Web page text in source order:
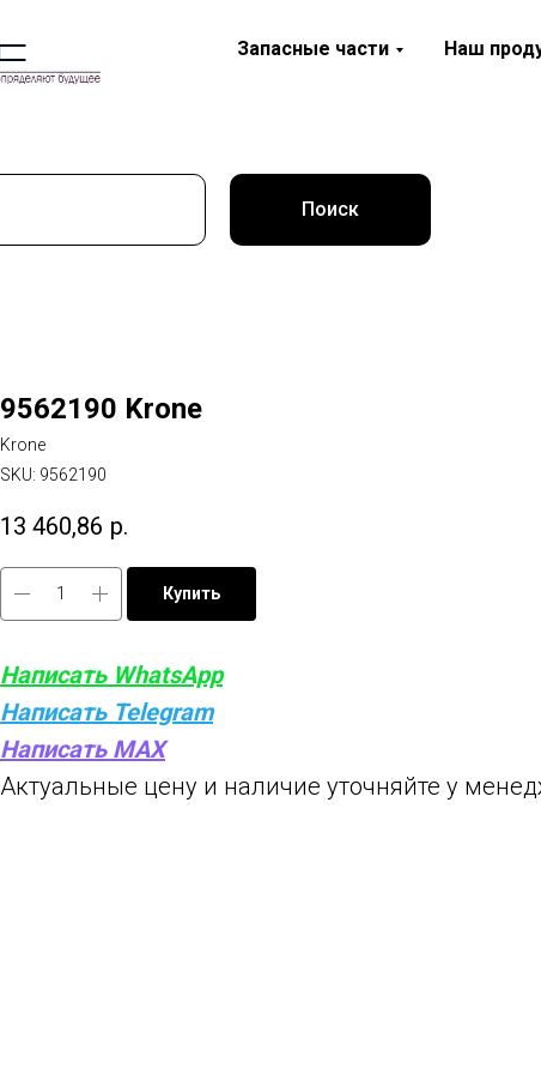
Запасные части Наш
Поиск
9562190 Krone
Krone
SKU: 9562190
13 460,86 р.
Купить
Написать WhatsApp
Написать Telegram
Написать MAX
Актуальные цену и наличие уточняйте у